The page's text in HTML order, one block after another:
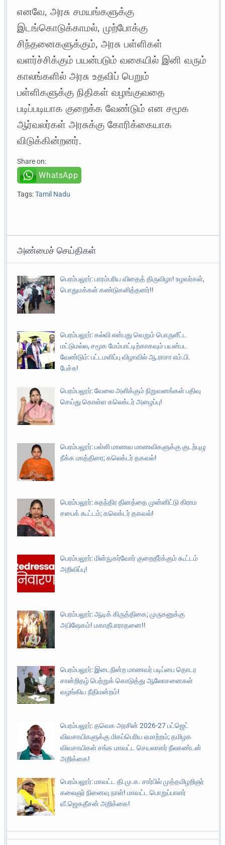
எனவே, அரசு சமயங்களுக்கு
இடங்கொடுக்காமல், முற்போக்கு
சிந்தனைகளுக்கும், அரசு பள்ளிகள்
வளர்ச்சிக்கும் பயன்படும் வகையில் இனி வரும்
காலங்களில் அரசு உதவிப் பெறும்
பள்ளிகளுக்கு நிதிகள் வழங்குவதை
படிப்படியாக குறைக்க வேண்டும் என சமூக
ஆர்வலர்கள் அரசுக்கு கோரிக்கையாக
விடுக்கின்றனர்.
Share on:
WhatsApp
Tags:Tamil Nadu
அண்மைச் செய்திகள்
பெரம்பலூர்: பாரம்பரிய விதைத் திருவிழா! உழவர்கள்,
பொதுமக்கள் கண்டுகளித்தனர்!!
பெரம்பலூர்: கல்வி என்பது வெறும் பொருளீட்ட
மட்டுமல்ல, சமூக மேம்பாட்டிற்காகவும் பயன்பட
வேண்டும்: பட்டமளிப்பு விழாவில் ஆ.ராசா எம்.பி.
பேச்சு!
பெரம்பலூர்: வேலை அளிக்கும் நிறுவனங்கள் பதிவு
செய்து கொள்ள கலெக்டர் அழைப்பு!
பெரம்பலூர்: பள்ளி மாணவ மாணவிகளுக்கு குடற்புழு
நீக்க மாத்திரை; கலெக்டர் தகவல்!
பெரம்பலூர்: சுதந்திர தினத்தை முன்னிட்டு கிராம
சபைக் கூட்டம்; கலெக்டர் தகவல்!
பெரம்பலூர்: மின்நுகர்வோர் குறைதீர்க்கும் கூட்டம்
அறிவிப்பு!
பெரம்பலூர்: ஆடிக் கிருத்திகை; முருகனுக்கு
அபிஷேகம்! மகாதீபாராதனை!!
பெரம்பலூர்: இடைநின்ற மாணவர் படிப்பை தொடர
சான்றிதழ் பெற்றுக் கொடுத்து ஆலோசனைகள்
வழங்கிய நீதிமன்றம்!
பெரம்பலூர்: தவெக அரசின் 2026-27 பட்ஜெட்
விவசாயிகளுக்கு மிகப்பெரிய ஏமாற்றம்; தமிழக
விவசாயிகள் சங்க மாவட்ட செயலாளர் நீலகண்டன்
அறிக்கை!
பெரம்பலூர்: மாவட்ட தி.மு.க. சார்பில் முத்தமிழறிஞர்
கலைஞர் நினைவு நாள்! மாவட்ட பொறுப்பாளர்
வீ.ஜெகதீசன் அறிக்கை!